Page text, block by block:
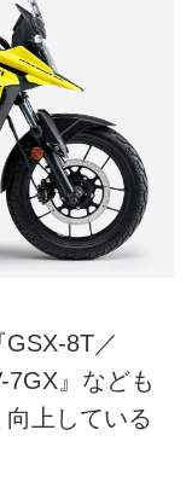
8T／
7GX』なども
上している